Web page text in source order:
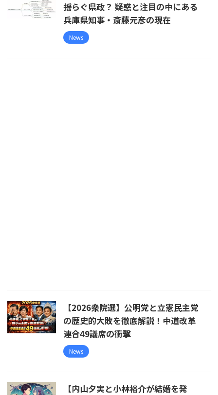
揺らぐ県政？ 疑惑と注目の中にある
兵庫県知事・斎藤元彦の現在
News
【2026衆院選】公明党と立憲民主党
の歴史的大敗を徹底解説！中道改革
連合49議席の衝撃
News
【内山夕実と小林裕介が結婚を発